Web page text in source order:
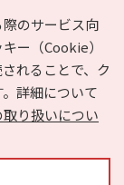
のサービス向
ー（Cookie）
れることで、ク
詳細について
取り扱いについ
ヘルプ
運営会社
わせ